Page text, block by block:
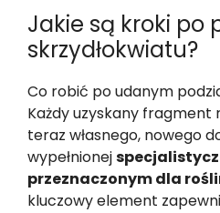
Jakie są kroki po
skrzydłokwiatu?
Co robić po udanym
Każdy uzyskany fragment
teraz własnego, nowego
wypełnionej
przeznaczonym dla
kluczowy element